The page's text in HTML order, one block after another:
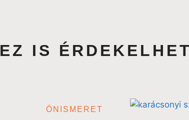
EZ IS
ÖNISMERET